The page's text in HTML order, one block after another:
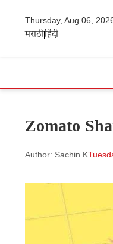
Thursday, Aug 06,
मराठीहिंदी
Zomato
Author: Sachin K